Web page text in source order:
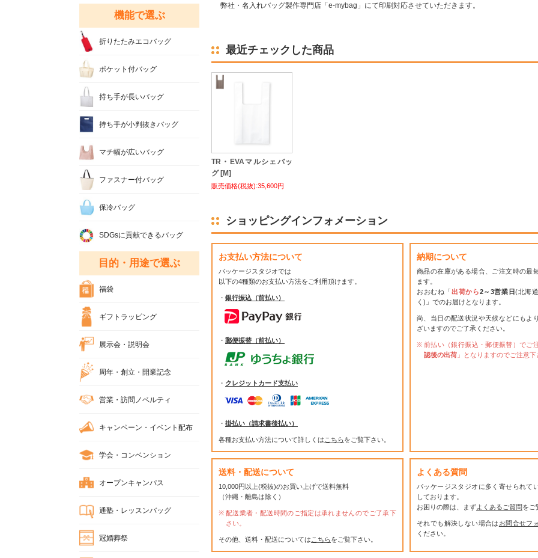
弊社・名入れバッグ製作専門店「e-mybag」にて印刷対応させていただきます。
最近チェックした商品
TR・EVAマルシェバッ
グ [M]
販売価格(税抜):35,600円
ショッピングインフォメーション
お支払い方法について
パッケージスタジオでは
以下の4種類のお支払い方法をご利用頂けます。
・ 銀行振込（前払い）
・ 郵便振替（前払い）
・ クレジットカード支払い
・ 掛払い（請求書後払い）
各種お支払い方法について詳しくは こちらをご覧下さい。
納期について
商品の在庫がある場合、ご注文時の最
ます。
おおむね「出荷から2～3営業日(北海
く)」でのお届けとなります。
尚、当日の配送状況や天候などにもよ
ざいますのでご了承ください。
前払い（銀行振込・郵便振替）でご
認後の出荷 」となりますのでご注意下
送料・配送について
10,000円以上(税抜)のお買い上げで送料無料
（沖縄・離島は除く）
配送業者・配送時間のご指定は承れませんのでご了承下
さい。
その他、送料・配送については こちらをご覧下さい。
よくある質問
パッケージスタジオに多く寄せられて
しております。
お困りの際は、まずよくあるご質問をご
それでも解決しない場合は お問合せフ
ください。
機能で選ぶ
折りたたみエコバッグ
ポケット付バッグ
持ち手が長いバッグ
持ち手が小判抜きバッグ
マチ幅が広いバッグ
ファスナー付バッグ
保冷バッグ
SDGsに貢献できるバッグ
目的・用途で選ぶ
福袋
ギフトラッピング
展示会・説明会
周年・創立・開業記念
営業・訪問ノベルティ
キャンペーン・イベント配布
学会・コンベンション
オープンキャンパス
通塾・レッスンバッグ
冠婚葬祭